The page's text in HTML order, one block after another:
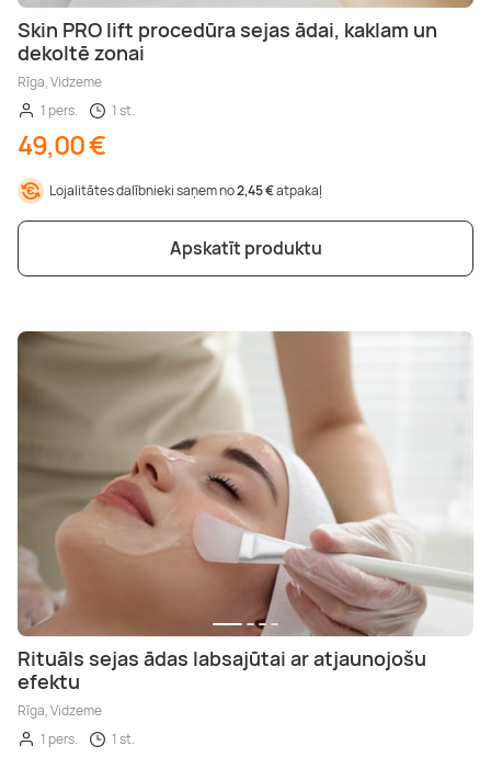
Skin PRO lift procedūra sejas ādai, kaklam un
dekoltē zonai
Rīga, Vidzeme
1 pers.
1 st.
49,00 €
Lojalitātes dalībnieki saņem no2,45 €atpakaļ
Apskatīt produktu
Rituāls sejas ādas labsajūtai ar atjaunojošu
efektu
Rīga, Vidzeme
1 pers.
1 st.